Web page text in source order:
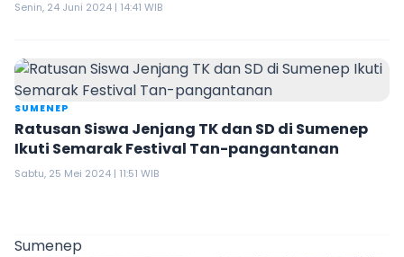
Senin, 24 Juni 2024 | 14:41 WIB
SUMENEP
Ratusan Siswa Jenjang TK dan SD di Sumenep
Ikuti Semarak Festival Tan-pangantanan
Sabtu, 25 Mei 2024 | 11:51 WIB
Sumenep